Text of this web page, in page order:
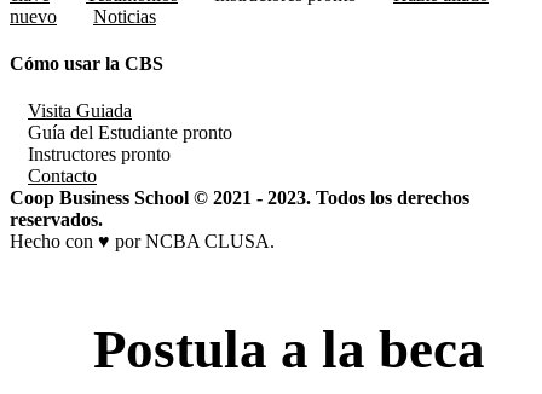
nuevo
Noticias
Cómo usar la CBS
Visita Guiada
Guía del Estudiante pronto
Instructores pronto
Contacto
Coop Business School © 2021 - 2023. Todos los derechos
reservados.
Hecho con ♥ por NCBA CLUSA.
Postula a la beca